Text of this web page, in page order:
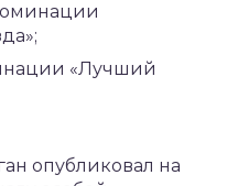
«Лучший
опубликовал на